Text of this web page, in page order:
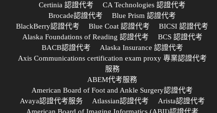
Certinia 認證代考
CA Technologies 認證代考
Brocade認證代考
Blue Prism 認證代考
BlackBerry認證代考
Blue Coat 認證代考
BICSI 認證代考
Alaska Foundations of Reading 認證代考
BCS 認證代考
BACB認證代考
Alaska Insurance 認證代考
Axis Communications certification exam proxy 專業認證代考
服務
ABEM代考服務
American Board of Foot and Ankle Surgery認證代考
Avaya認證代考服务
Atlassian認證代考
Arista認證代考
American Board of Imaging Informatics (ABII)認證代考